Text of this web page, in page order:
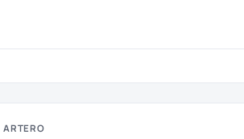
ARTERO